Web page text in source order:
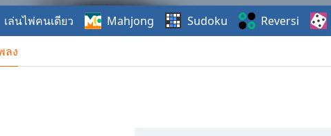
ลง
เล่นไพ่คนเดียว Mahjong Sudoku Reversi